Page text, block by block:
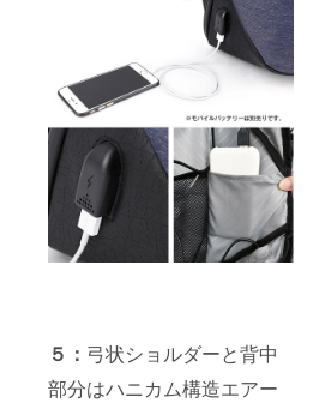
５： 弓状ショルダーと背中
部分はハニカム構造エアー